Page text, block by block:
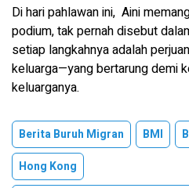
Di hari pahlawan ini, Aini
podium, tak pernah disebut
setiap langkahnya adalah
keluarga—yang bertarung demi
keluarganya.
Berita Buruh Migran BMI
Hong Kong